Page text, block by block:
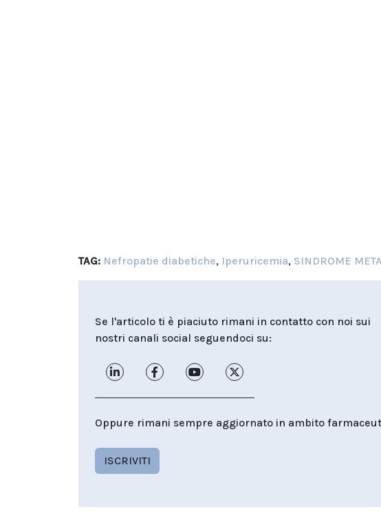
TAG: Nefropatie diabetiche, Iperuricemia, SINDROME
Se l'articolo ti è piaciuto rimani in contatto con noi sui
nostri canali social seguendoci su:
Oppure rimani sempre aggiornato in ambito
ISCRIVITI